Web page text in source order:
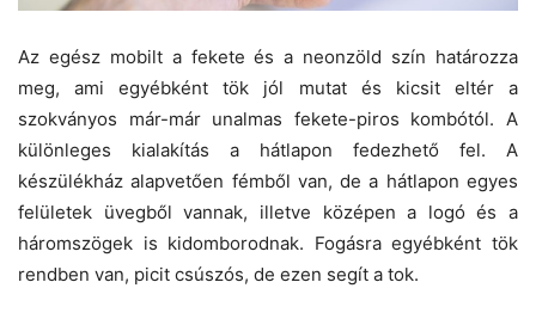
Az egész mobilt a fekete és a neonzöld szín határozza
meg, ami egyébként tök jól mutat és kicsit eltér a
szokványos már-már unalmas fekete-piros kombótól. A
különleges kialakítás a hátlapon fedezhető fel. A
készülékház alapvetően fémből van, de a hátlapon egyes
felületek üvegből vannak, illetve középen a logó és a
háromszögek is kidomborodnak. Fogásra egyébként tök
rendben van, picit csúszós, de ezen segít a tok.